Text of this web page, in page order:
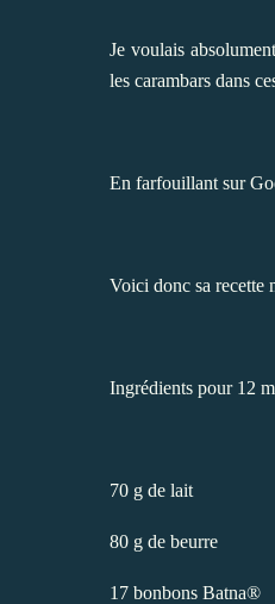
Je voulais
les carambars dans
En farfouillant sur
Voici donc sa recette
Ingrédients pour 12
70 g de lait
80 g de beurre
17 bonbons Batna®